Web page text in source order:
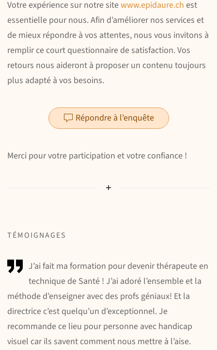
Votre expérience sur notre sitewww.epidaure.ch est
essentielle pour nous. Afin d’améliorer nos services et
de mieux répondre à vos attentes, nous vous invitons à
remplir ce court questionnaire de satisfaction. Vos
retours nous aideront à proposer un contenu toujours
plus adapté à vos besoins.
Répondre à l'enquête
Merci pour votre participation et votre confiance !
TÉMOIGNAGES
J’ai fait ma formation pour devenir thérapeute en
technique de Santé ! J’ai adoré l’ensemble et la
méthode d’enseigner avec des profs géniaux! Et la
directrice c’est quelqu’un d’exceptionnel. Je
recommande ce lieu pour personne avec handicap
visuel car ils savent comment nous mettre à l’aise.